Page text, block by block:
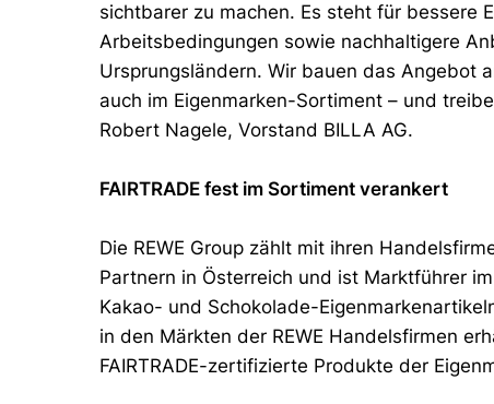
sichtbarer zu machen. Es steht für bessere
Arbeitsbedingungen sowie nachhaltigere
Ursprungsländern. Wir bauen das Angebot
auch im Eigenmarken-Sortiment – und
Robert Nagele, Vorstand BILLA AG.
FAIRTRADE fest im Sortiment verankert
Die REWE Group zählt mit ihren
Partnern in Österreich und ist Marktführer
Kakao- und Schokolade-
in den Märkten der REWE Handelsfirmen
FAIRTRADE-zertifizierte Produkte der